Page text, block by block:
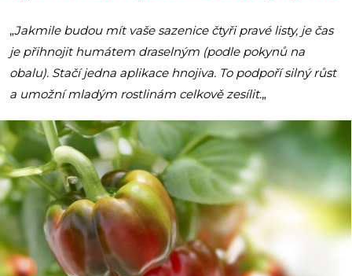
„Jakmile budou mít vaše sazenice čtyři pravé listy, je čas
je přihnojit humátem draselným (podle pokynů na
obalu). Stačí jedna aplikace hnojiva. To podpoří silný růst
a umožní mladým rostlinám celkově zesílit.„